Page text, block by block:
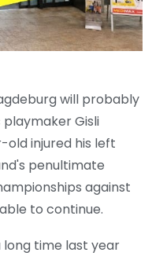
will probably
Gisli
old injured his left
penultimate
against
to continue.
long time last year